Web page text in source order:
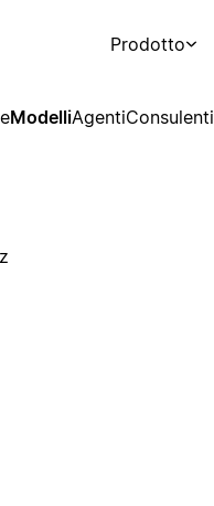
Prodotto
ModelliAgentiConsulenti